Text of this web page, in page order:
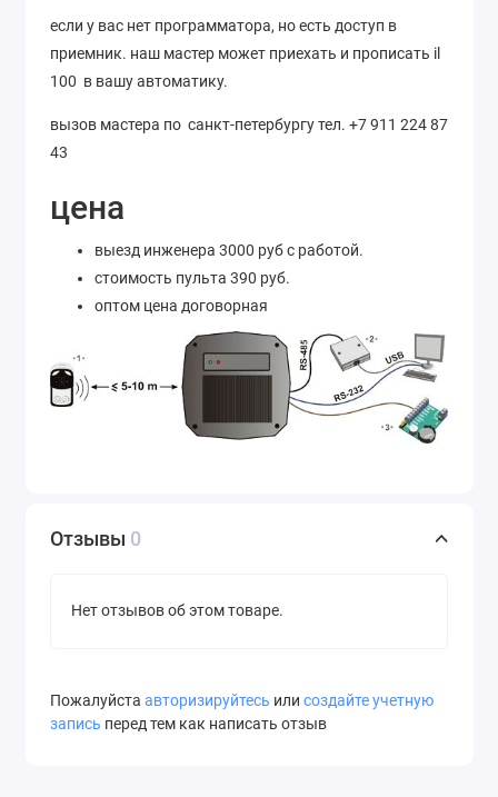
если у вас нет программатора, но есть доступ в
приемник. наш мастер может приехать и прописать il
100 в вашу автоматику.
вызов мастера по санкт-петербургу тел. +7 911 224 87
43
цена
выезд инженера 3000 руб с работой.
стоимость пульта 390 руб.
оптом цена договорная
Отзывы 0
Нет отзывов об этом товаре.
Пожалуйста авторизируйтесь или создайте учетную
запись перед тем как написать отзыв